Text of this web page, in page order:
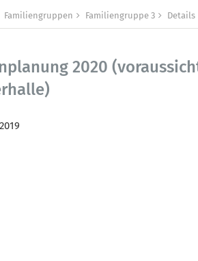
Familiengruppen Familiengruppe 3 Details
2020